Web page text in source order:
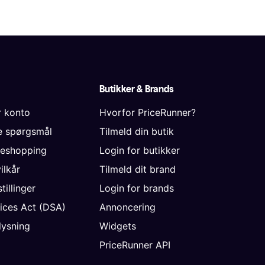
konto
spørgsmål
Act (DSA)
Butikker & Brands
Hvorfor PriceRunner?
Tilmeld din butik
Login for butikker
Tilmeld dit brand
Login for brands
Annoncering
Widgets
PriceRunner API